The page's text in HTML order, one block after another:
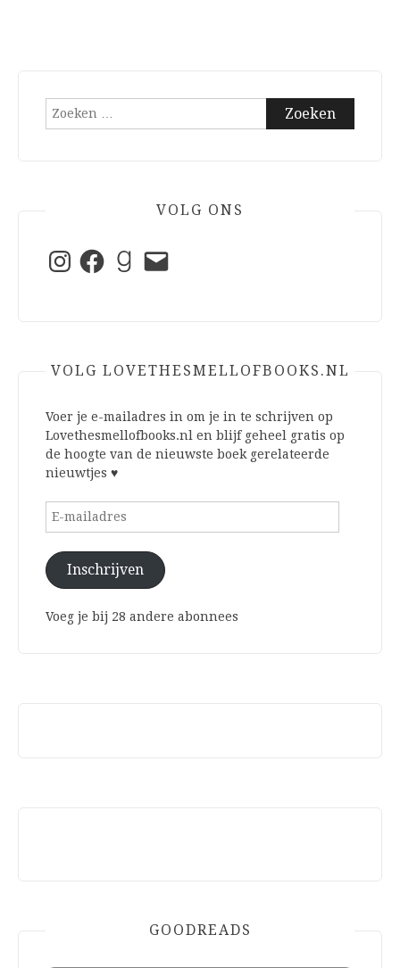
Zoeken
VOLG ONS
InstagramFacebookGoodreads
E-
mail
VOLG LOVETHESMELLOFBOOKS.NL
Voer je e-mailadres in om je in te schrijven op
Lovethesmellofbooks.nl en blijf geheel gratis op
de hoogte van de nieuwste boek gerelateerde
nieuwtjes ♥
E-
Inschrijven
Voeg je bij 28 andere abonnees
GOODREADS